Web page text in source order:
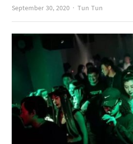
September 30, 2020
Author
Tun Tun